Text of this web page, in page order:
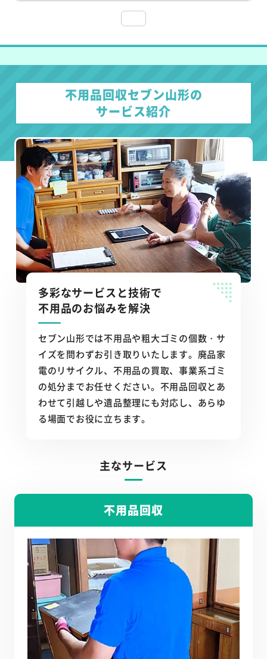
不用品回収セブン山形の
サービス紹介
多彩なサービスと技術で
不用品のお悩みを解決
セブン山形では不用品や粗大ゴミの個数・サ
イズを問わずお引き取りいたします。廃品家
電のリサイクル、不用品の買取、事業系ゴミ
の処分までお任せください。不用品回収とあ
わせて引越しや遺品整理にも対応し、あらゆ
る場面でお役に立ちます。
主なサービス
不用品回収